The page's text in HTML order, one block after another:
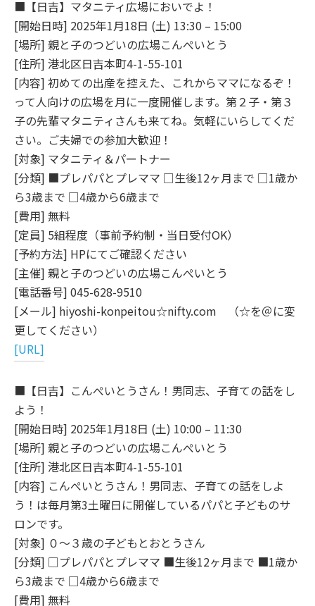
■【日吉】マタニティ広場においでよ！
[開始日時] 2025年1月18日 (土) 13:30 – 15:00
[場所] 親と子のつどいの広場こんぺいとう
[住所] 港北区日吉本町4-1-55-101
[内容] 初めての出産を控えた、これからママになるぞ！
って人向けの広場を月に一度開催します。第２子・第３
子の先輩マタニティさんも来てね。気軽にいらしてくだ
さい。ご夫婦での参加大歓迎！
[対象] マタニティ＆パートナー
[分類] ■プレパパとプレママ □生後12ヶ月まで □1歳か
ら3歳まで □4歳から6歳まで
[費用] 無料
[定員] 5組程度（事前予約制・当日受付OK）
[予約方法] HPにてご確認ください
[主催] 親と子のつどいの広場こんぺいとう
[電話番号] 045-628-9510
[メール] hiyoshi-konpeitou☆nifty.com （☆を＠に変
更してください）
[URL]
■【日吉】こんぺいとうさん！男同志、子育ての話をし
よう！
[開始日時] 2025年1月18日 (土) 10:00 – 11:30
[場所] 親と子のつどいの広場こんぺいとう
[住所] 港北区日吉本町4-1-55-101
[内容] こんぺいとうさん！男同志、子育ての話をしよ
う！は毎月第3土曜日に開催しているパパと子どものサ
ロンです。
[対象] ０～３歳の子どもとおとうさん
[分類] □プレパパとプレママ ■生後12ヶ月まで ■1歳か
ら3歳まで □4歳から6歳まで
[費用] 無料